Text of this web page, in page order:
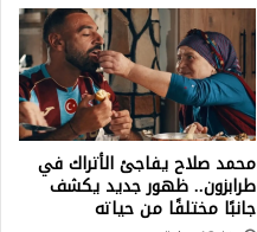
محمد صلاح يفاجئ الأتراك في
طرابزون.. ظهور جديد يكشف
جانبًا مختلفًا من حياته